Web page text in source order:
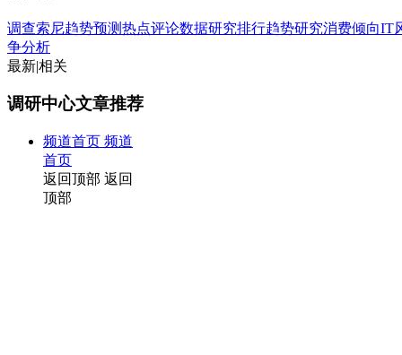
调查索尼趋势预测热点评论数据研究排行趋势研究消费倾向IT
争分析
最新|相关
调研中心文章推荐
频道首页 频道
首页
返回顶部 返回
顶部